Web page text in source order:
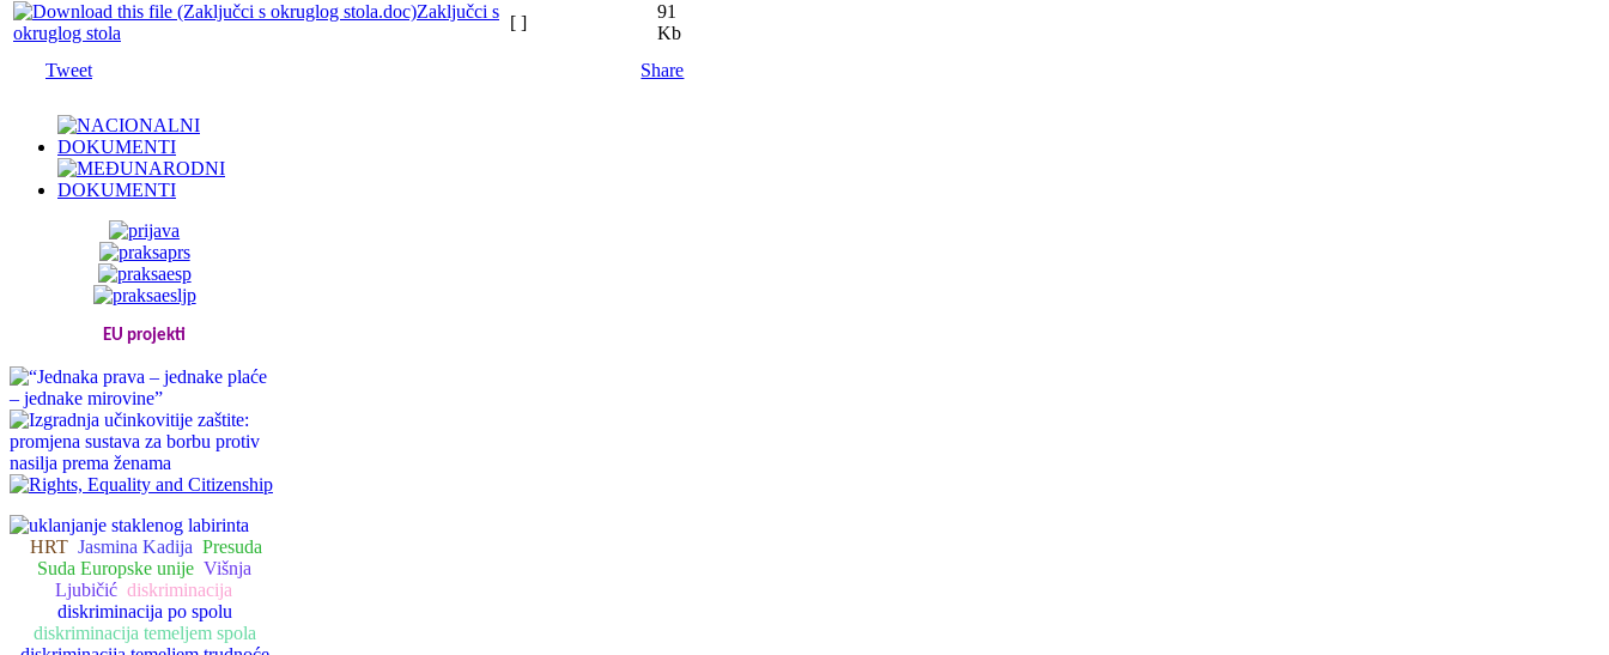
Zaključci s
okruglog stola
[ ]
91
Kb
Tweet
Share
EU projekti
HRT Jasmina Kadija Presuda
Suda Europske unije Višnja
Ljubičić diskriminacija
diskriminacija po spolu
diskriminacija temeljem spola